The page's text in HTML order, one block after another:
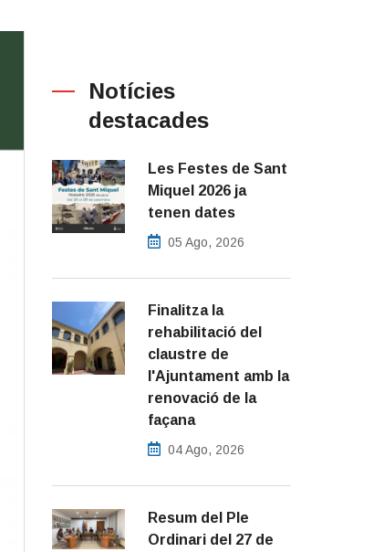
Notícies
destacades
Les Festes de Sant
Miquel 2026 ja
tenen dates
05 Ago, 2026
Finalitza la
rehabilitació del
claustre de
l'Ajuntament amb la
renovació de la
façana
04 Ago, 2026
Resum del Ple
Ordinari del 27 de